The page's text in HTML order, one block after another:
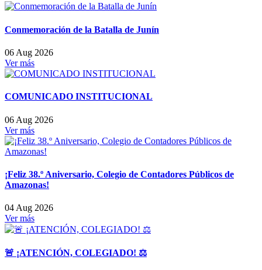
Conmemoración de la Batalla de Junín
06 Aug 2026
Ver más
COMUNICADO INSTITUCIONAL
06 Aug 2026
Ver más
¡Feliz 38.º Aniversario, Colegio de Contadores Públicos de
Amazonas!
04 Aug 2026
Ver más
🚨 ¡ATENCIÓN, COLEGIADO! ⚖️